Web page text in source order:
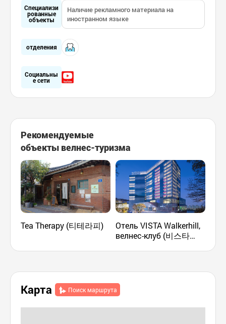
тановления, создавая безопасную и комфортн
ую среду для лечения.
Специализи
рованные
объекты
Наличие рекламного материала на
иностранном языке
отделения
Социальны
е сети
Рекомендуемые
объекты велнес-туризма
Tea Therapy (티테라피)
Отель VISTA Walkerhill,
велнес-клуб (비스타
Карта Поиск маршрута